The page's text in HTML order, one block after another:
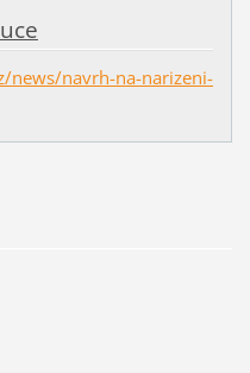
news/navrh-na-narizeni-